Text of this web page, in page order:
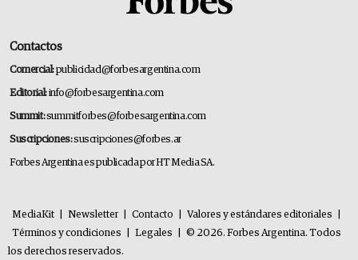
Contactos
Comercial:publicidad@forbesargentina.com
Editorial:info@forbesargentina.com
Summit:summitforbes@forbesargentina.com
Suscripciones:suscripciones@forbes.ar
Forbes Argentina es publicada por HT Media SA.
MediaKit Newsletter Contacto Valores y estándares editoriales
Términos y condiciones
Legales
© 2026. Forbes Argentina. Todos
los derechos reservados.